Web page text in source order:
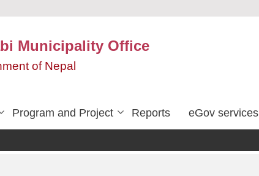
Municipality Office
of Nepal
Program and Project Reports eGov services